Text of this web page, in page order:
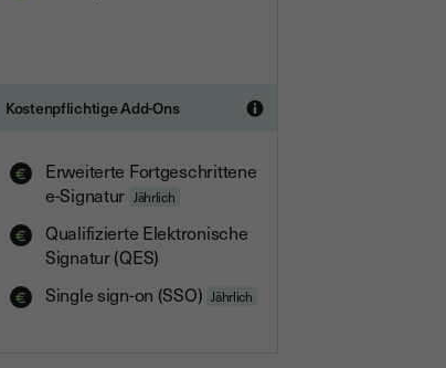
Kostenpflichtige Add-Ons
Erweiterte Fortgeschrittene
e-Signatur Jährlich
Qualifizierte Elektronische
Signatur (QES)
Single sign-on (SSO) Jährlich